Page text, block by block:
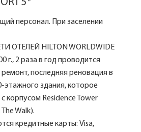
5*
персонал. При заселении
ОТЕЛЕЙ HILTON WORLDWIDE
г., 2 раза в год проводится
последняя реновация в
этажного здания, которое
корпусом Residence Tower
Walk).
кредитные карты: Visa,